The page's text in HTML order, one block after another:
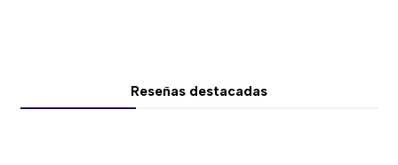
Reseñas destacadas